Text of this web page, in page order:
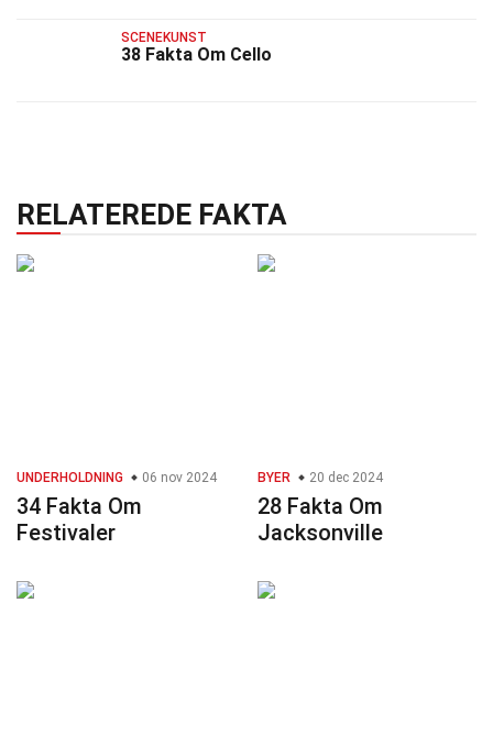
SCENEKUNST
38 Fakta Om Cello
RELATEREDE FAKTA
UNDERHOLDNING 06 nov 2024
34 Fakta Om
Festivaler
BYER 20 dec 2024
28 Fakta Om
Jacksonville